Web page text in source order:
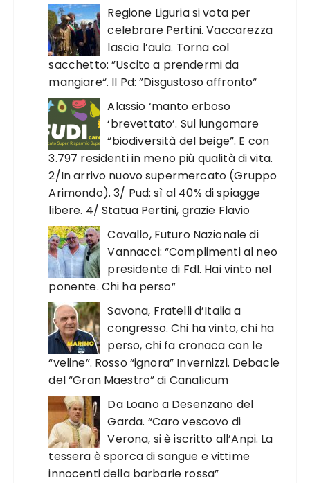
Regione Liguria si vota per
celebrare Pertini. Vaccarezza
lascia l’aula. Torna col
sacchetto: ”Uscito a prendermi da
mangiare“. Il Pd: ”Disgustoso affronto“
Alassio ‘manto erboso
‘brevettato’. Sul lungomare
“biodiversità del beige”. E con
3.797 residenti in meno più qualità di vita.
2/In arrivo nuovo supermercato (Gruppo
Arimondo). 3/ Pud: sì al 40% di spiagge
libere. 4/ Statua Pertini, grazie Flavio
Cavallo, Futuro Nazionale di
Vannacci: “Complimenti al neo
presidente di FdI. Hai vinto nel
ponente. Chi ha perso”
Savona, Fratelli d’Italia a
congresso. Chi ha vinto, chi ha
perso, chi fa cronaca con le
“veline”. Rosso “ignora” Invernizzi. Debacle
del “Gran Maestro” di Canalicum
Da Loano a Desenzano del
Garda. “Caro vescovo di
Verona, si è iscritto all’Anpi. La
tessera è sporca di sangue e vittime
innocenti della barbarie rossa”